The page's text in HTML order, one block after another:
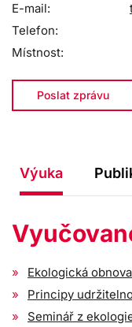
E-mail:
Telefon:
Místnost:
Poslat zprávu
Výuka
Ekologická
Principy
Seminář z